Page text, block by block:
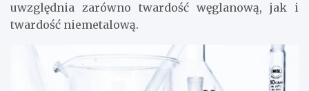
uwzględnia zarówno twardość węglanową, jak i
twardość niemetalową.